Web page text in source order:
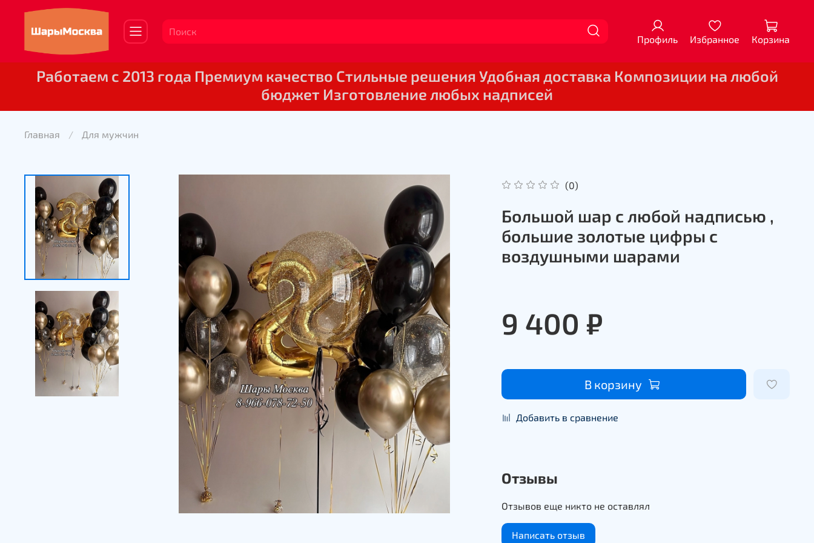
Профиль Избранное Корзина
Работаем с 2013 года Премиум качество Стильные решения Удобная доставка Композиции на любой
бюджет Изготовление любых надписей
Главная Для мужчин
(0)
Большой шар с любой надписью ,
большие золотые цифры с
воздушными шарами
9 400 ₽
В корзину
Добавить в сравнение
Отзывы
Отзывов еще никто не оставлял
Написать отзыв